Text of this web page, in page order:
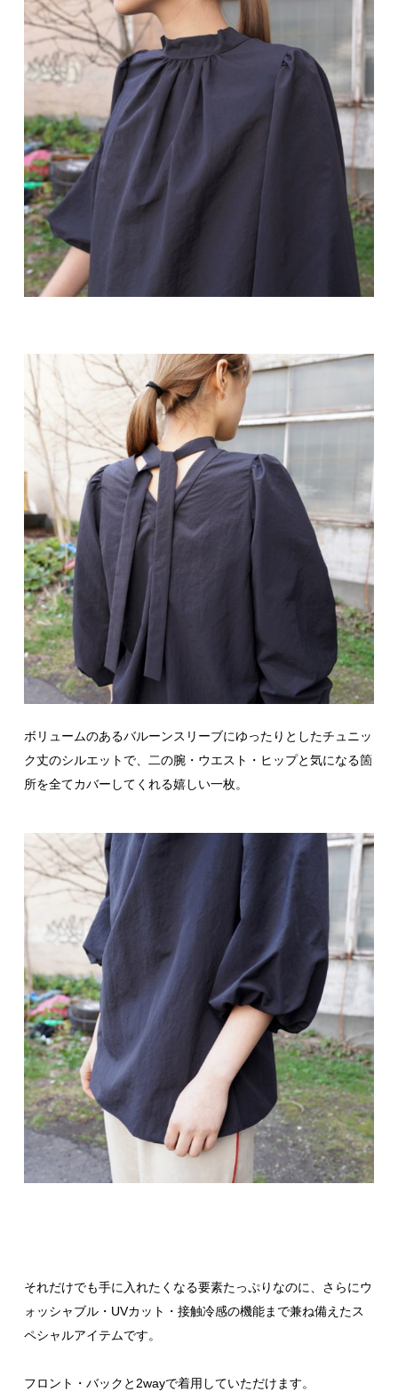
ボリュームのあるバルーンスリーブにゆったりとしたチュニッ
ク丈のシルエットで、二の腕・ウエスト・ヒップと気になる箇
所を全てカバーしてくれる嬉しい一枚。
それだけでも手に入れたくなる要素たっぷりなのに、さらにウ
ォッシャブル・UVカット・接触冷感の機能まで兼ね備えたス
ペシャルアイテムです。
フロント・バックと2wayで着用していただけます。